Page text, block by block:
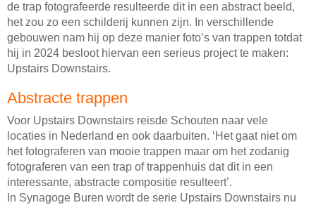
de trap fotografeerde resulteerde dit in een abstract beeld,
het zou zo een schilderij kunnen zijn. In verschillende
gebouwen nam hij op deze manier foto’s van trappen totdat
hij in 2024 besloot hiervan een serieus project te maken:
Upstairs Downstairs.
Abstracte trappen
Voor Upstairs Downstairs reisde Schouten naar vele
locaties in Nederland en ook daarbuiten. ‘Het gaat niet om
het fotograferen van mooie trappen maar om het zodanig
fotograferen van een trap of trappenhuis dat dit in een
interessante, abstracte compositie resulteert’.
In Synagoge Buren wordt de serie Upstairs Downstairs nu